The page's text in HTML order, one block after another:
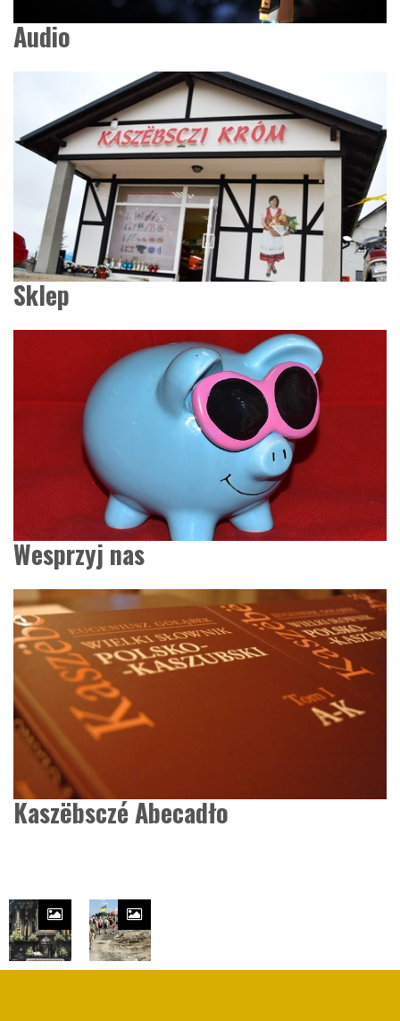
Audio
Sklep
Wesprzyj nas
Kaszëbsczé Abecadło